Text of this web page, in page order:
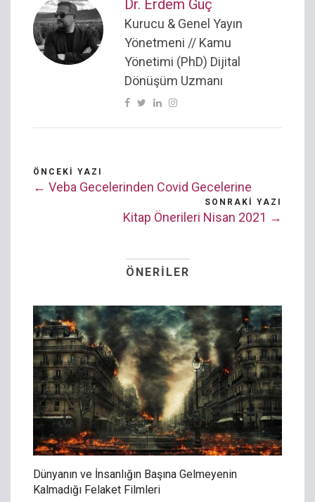
Dr. Erdem Güç
Kurucu & Genel Yayın
Yönetmeni // Kamu
Yönetimi (PhD) Dijital
Dönüşüm Uzmanı
ÖNCEKI YAZI
← Veba Gecelerinden Covid Gecelerine
SONRAKI YAZI
Kitap Önerileri Nisan 2021 →
ÖNERILER
Dünyanın ve İnsanlığın Başına Gelmeyenin
Kalmadığı Felaket Filmleri